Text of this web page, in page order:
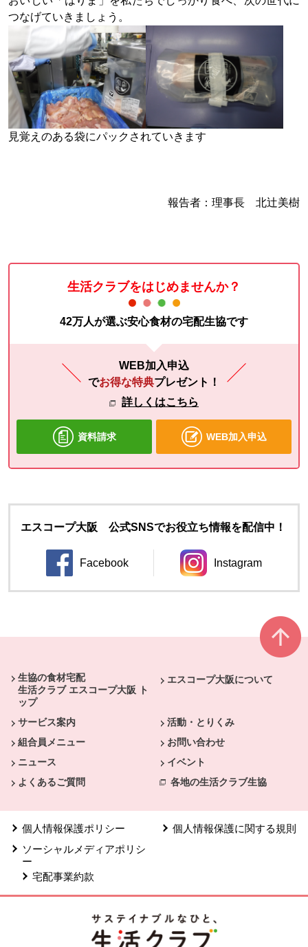
つなげていきましょう。
見覚えのある袋にパックされていきます
報告者：理事長 北辻美樹
生活クラブをはじめませんか？
42万人が選ぶ安心食材の宅配生協です
WEB加入申込
でお得な特典プレゼント！
詳しくはこちら
資料請求 WEB加入申込
エスコープ大阪 公式SNSでお役立ち情報を配信中！
Facebook
別のウィンドウで開きます。
Instagram
別のウィンドウ
生協の食材宅配
生活クラブ エスコープ大阪 ト
ップ
エスコープ大阪について
サービス案内
活動・とりくみ
組合員メニュー
お問い合わせ
ニュース
イベント
よくあるご質問
各地の生活クラブ生協
個人情報保護ポリシー
個人情報保護に関する規則
ソーシャルメディアポリシ
ー
宅配事業約款